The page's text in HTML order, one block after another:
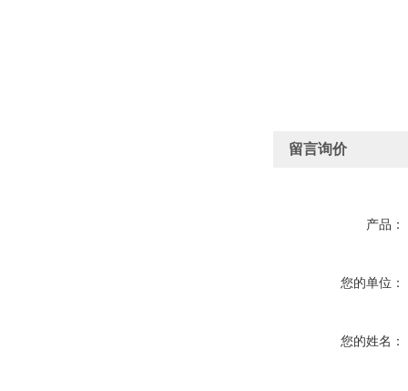
留言询价
产品：
您的单位：
您的姓名：